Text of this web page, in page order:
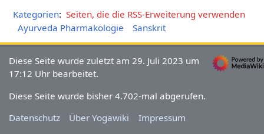
Kategorien: Seiten, die die RSS-Erweiterung verwenden
Ayurveda Pharmakologie
Sanskrit
Diese Seite wurde zuletzt am 29. Juli 2023 um
17:12 Uhr bearbeitet.
Diese Seite wurde bisher 4.702-mal abgerufen.
Datenschutz
Über Yogawiki Impressum